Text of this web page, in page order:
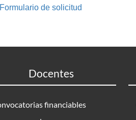
Formulario de solicitud
Docentes
financiables